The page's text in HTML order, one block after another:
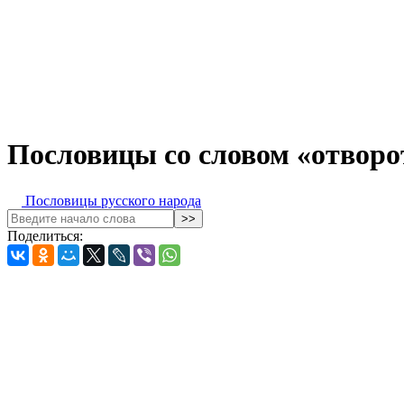
Пословицы со словом
Пословицы русского народа
Поделиться: